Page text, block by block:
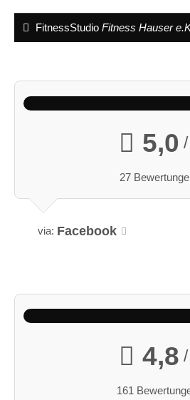
FitnessStudio Fitness Hauser
5,0
27
via: Facebook
4,8
161